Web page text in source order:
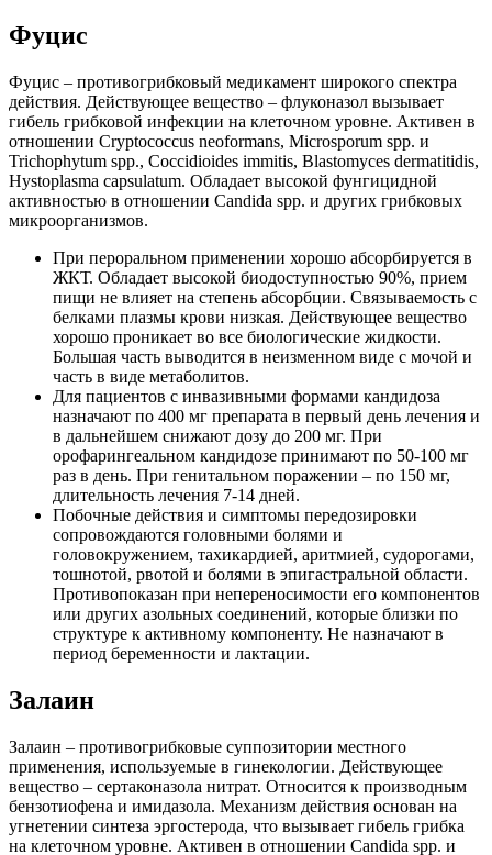
Фуцис
Фуцис – противогрибковый медикамент широкого спектра
действия. Действующее вещество – флуконазол вызывает
гибель грибковой инфекции на клеточном уровне. Активен в
отношении Cryptococcus neoformans, Microsporum spp. и
Trichophytum spp., Coccidioides immitis, Blastomyces dermatitidis,
Hystoplasma capsulatum. Обладает высокой фунгицидной
активностью в отношении Candida spp. и других грибковых
микроорганизмов.
При пероральном применении хорошо абсорбируется в
ЖКТ. Обладает высокой биодоступностью 90%, прием
пищи не влияет на степень абсорбции. Связываемость с
белками плазмы крови низкая. Действующее вещество
хорошо проникает во все биологические жидкости.
Большая часть выводится в неизменном виде с мочой и
часть в виде метаболитов.
Для пациентов с инвазивными формами кандидоза
назначают по 400 мг препарата в первый день лечения и
в дальнейшем снижают дозу до 200 мг. При
орофарингеальном кандидозе принимают по 50-100 мг
раз в день. При генитальном поражении – по 150 мг,
длительность лечения 7-14 дней.
Побочные действия и симптомы передозировки
сопровождаются головными болями и
головокружением, тахикардией, аритмией, судорогами,
тошнотой, рвотой и болями в эпигастральной области.
Противопоказан при непереносимости его компонентов
или других азольных соединений, которые близки по
структуре к активному компоненту. Не назначают в
период беременности и лактации.
Залаин
Залаин – противогрибковые суппозитории местного
применения, используемые в гинекологии. Действующее
вещество – сертаконазола нитрат. Относится к производным
бензотиофена и имидазола. Механизм действия основан на
угнетении синтеза эргостерода, что вызывает гибель грибка
на клеточном уровне. Активен в отношении Candida spp. и